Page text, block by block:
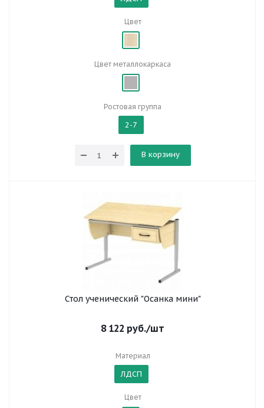
Цвет
Цвет металлокаркаса
Ростовая группа
2-7
В корзину
Стол ученический "Осанка мини"
8 122 руб./шт
Материал
ЛДСП
Цвет